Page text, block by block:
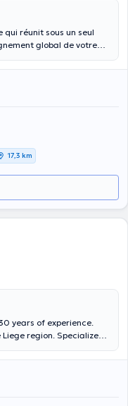
réunit sous un seul
global de votre
est fondée sur notre
17,3 km
years of experience.
region. Specialized
to remedy them.